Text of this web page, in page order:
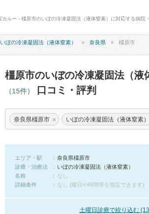
いぼの冷凍凝固法（液体窒素） 奈良県 橿原市
橿原市のいぼの冷凍凝固法（
（15件） 口コミ・評判
奈良県橿原市 × いぼの冷凍凝固法（液体窒素）
エリア・駅
奈良県橿原市
診療・治療法
いぼの冷凍凝固法（液体窒素）
名称
なし
詳細条件
なし (曜日や時間帯を指定できます)
土曜日診療で絞り込む